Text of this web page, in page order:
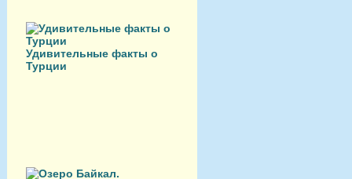
Удивительные факты о
Турции